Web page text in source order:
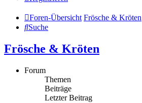
Foren-Übersicht Frösche & Kröten
Suche
Frösche & Kröten
Forum
Themen
Beiträge
Letzter Beitrag